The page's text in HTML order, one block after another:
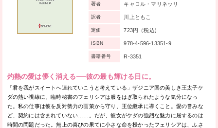
灼熱の愛は儚く消える──彼の最も輝ける日に。
「君を我がスイートへ連れていこうと考えている」ザジニア国の美しき王太子ケ
ダの熱い視線に、臨時秘書のフェリシアは服をはぎ取られたような気分になっ
た。私の仕事は彼を反対勢力の画策から守り、王位継承に導くこと。愛の営みな
ど、契約には含まれていない……。だが、彼女がケダの強烈な魅力に屈するのは
時間の問題だった。無上の喜びの果てに小さな命を授かったフェリシアは、ふさ
著者 キャロル・マリネッリ
訳者 川上ともこ
定価 723円（税込)
ISBN 978-4-596-13351-9
書籍番号 R-3351